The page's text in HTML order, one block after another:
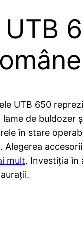
UTB 650
lame de
în stare
mult. Investiția în